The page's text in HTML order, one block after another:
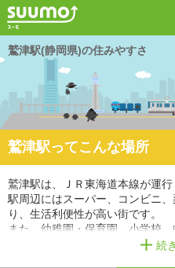
鷲津駅(静岡県)の住みやすさ
鷲津駅ってこんな場所
鷲津駅は、ＪＲ東海道本線が運行
駅周辺にはスーパー、コンビニ
り、生活利便性が高い街です。
また、幼稚園・保育園、小学校
続